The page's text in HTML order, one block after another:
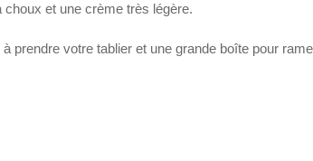
et une crème très légère.
prendre votre tablier et une grande boîte pour